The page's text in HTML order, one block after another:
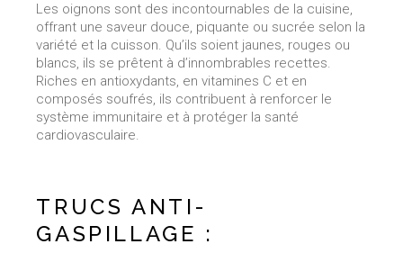
Les oignons sont des incontournables de la cuisine,
offrant une saveur douce, piquante ou sucrée selon la
variété et la cuisson. Qu’ils soient jaunes, rouges ou
blancs, ils se prêtent à d’innombrables recettes.
Riches en antioxydants, en vitamines C et en
composés soufrés, ils contribuent à renforcer le
système immunitaire et à protéger la santé
cardiovasculaire.
TRUCS ANTI-
GASPILLAGE :